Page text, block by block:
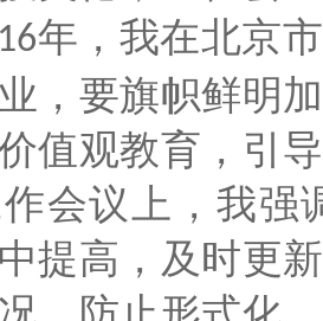
年，我在北京
，要旗帜鲜明
值观教育，引
会议上，我强
提高，及时更